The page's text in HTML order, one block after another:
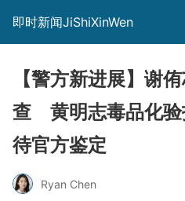
即时新闻JiShiXinWen
【警方新进展】谢
查 黄明志毒品化
待官方鉴定
Ryan Chen